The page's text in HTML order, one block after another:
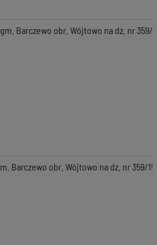
gm. Barczewo obr. Wójtowo na dz. nr 359/
m. Barczewo obr. Wójtowo na dz. nr 359/15